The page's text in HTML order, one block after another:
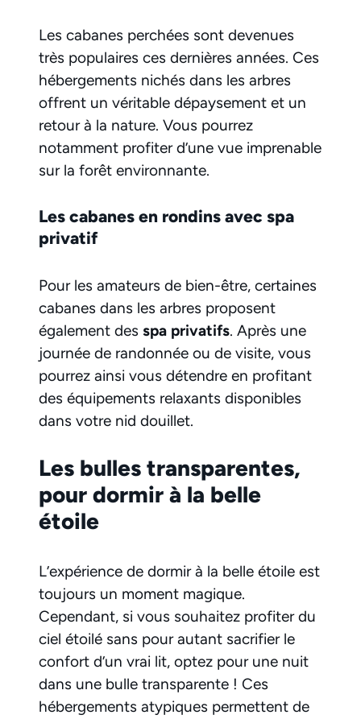
Les cabanes perchées sont devenues
très populaires ces dernières années. Ces
hébergements nichés dans les arbres
offrent un véritable dépaysement et un
retour à la nature. Vous pourrez
notamment profiter d’une vue imprenable
sur la forêt environnante.
Les cabanes en rondins avec spa
privatif
Pour les amateurs de bien-être, certaines
cabanes dans les arbres proposent
également des spa privatifs. Après une
journée de randonnée ou de visite, vous
pourrez ainsi vous détendre en profitant
des équipements relaxants disponibles
dans votre nid douillet.
Les bulles transparentes,
pour dormir à la belle
étoile
L’expérience de dormir à la belle étoile est
toujours un moment magique.
Cependant, si vous souhaitez profiter du
ciel étoilé sans pour autant sacrifier le
confort d’un vrai lit, optez pour une nuit
dans une bulle transparente ! Ces
hébergements atypiques permettent de